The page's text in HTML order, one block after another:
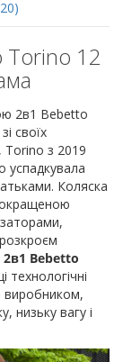
Torino 12
2в1 Bebetto
своїх
Torino з 2019
Коляска
2в1 Bebetto
виробником,
низьку вагу і